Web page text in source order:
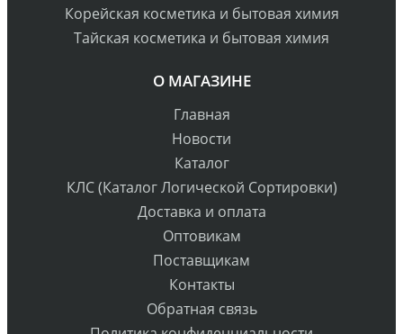
Корейская косметика и бытовая химия
Тайская косметика и бытовая химия
О МАГАЗИНЕ
Главная
Новости
Каталог
КЛС (Каталог Логической Сортировки)
Доставка и оплата
Оптовикам
Поставщикам
Контакты
Обратная связь